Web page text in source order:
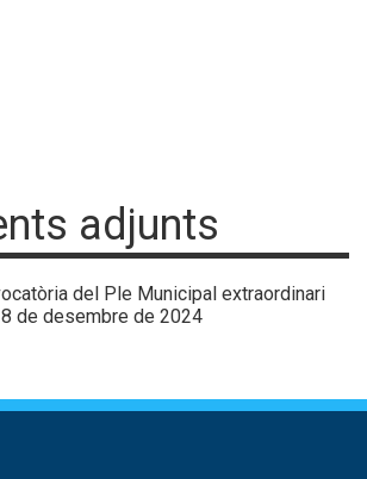
adjunts
del Ple Municipal extraordinari
de desembre de 2024